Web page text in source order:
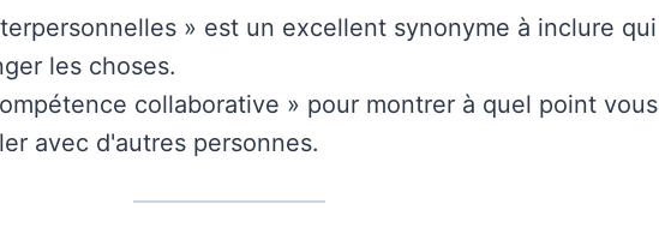
» est un excellent synonyme à inclure qui
les choses.
collaborative » pour montrer à quel point vous
avec d'autres personnes.